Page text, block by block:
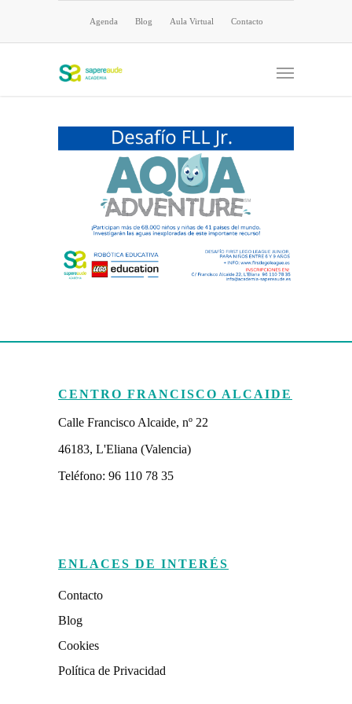
Agenda Blog Aula Virtual Contacto
CENTRO FRANCISCO ALCAIDE
Calle Francisco Alcaide, nº 22
46183, L'Eliana (Valencia)
Teléfono: 96 110 78 35
ENLACES DE INTERÉS
Contacto
Blog
Cookies
Política de Privacidad